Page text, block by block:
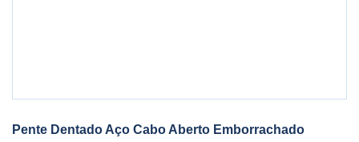
Pente Dentado Aço Cabo Aberto Emborrachado